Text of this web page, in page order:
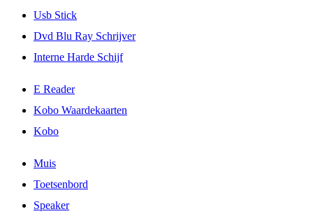
Usb Stick
Dvd Blu Ray Schrijver
Interne Harde Schijf
E Reader
Kobo Waardekaarten
Kobo
Muis
Toetsenbord
Speaker